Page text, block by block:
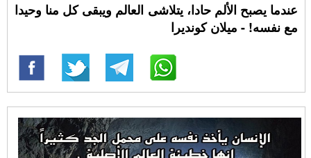
عندما يصبح الألم حادا، يتلاشى العالم ويبقى كل منا وحيدا
مع نفسه! - ميلان كونديرا